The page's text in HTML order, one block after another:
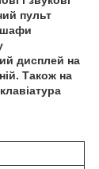
пульт
шафи
дисплей на
Також на